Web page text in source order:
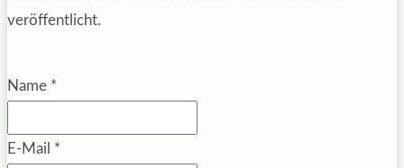
veröffentlicht.
Name *
E-Mail *